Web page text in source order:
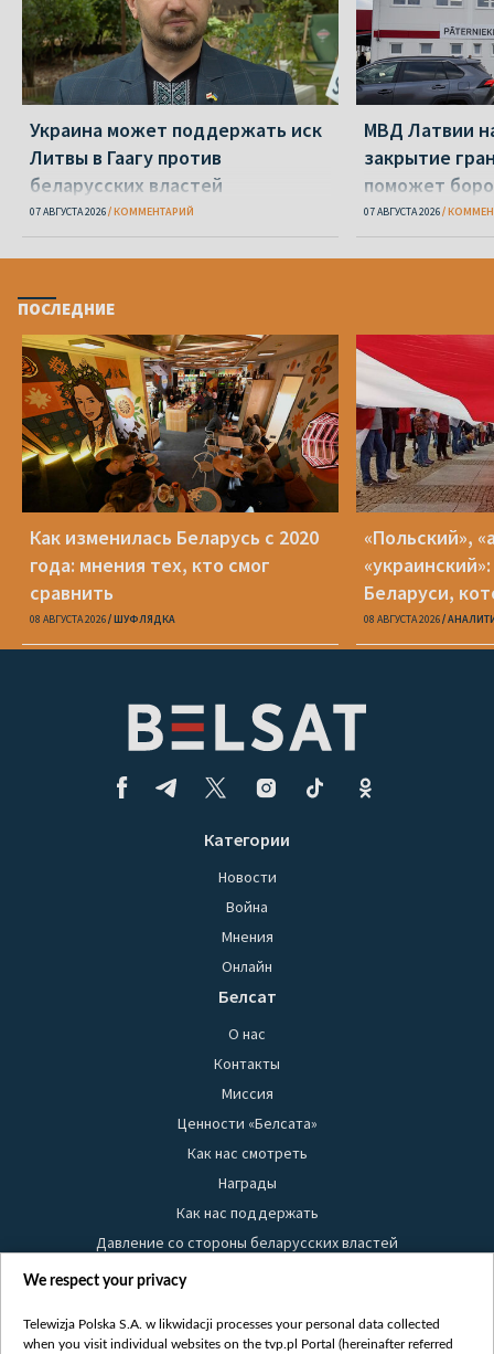
Украина может поддержать иск
Литвы в Гаагу против
беларусских властей
07 АВГУСТА 2026 КОММЕНТАРИЙ
МВД Латвии
закрытие
поможет
07 АВГУСТА 2026
ПОСЛЕДНИЕ
Как изменилась Беларусь с 2020
года: мнения тех, кто смог
сравнить
08 АВГУСТА 2026 ШУФЛЯДКА
«Польский»,
Беларуси,
08 АВГУСТА 2026
Категории
Новости
Война
Мнения
Онлайн
Белсат
О нас
Контакты
Миссия
Ценности «Белсата»
Как нас смотреть
Награды
Как нас поддержать
Давление со стороны беларусских властей
Правила использования материалов
Безопасность
We respect your privacy
Telewizja Polska S.A. w likwidacji processes your personal data collected
when you visit individual websites on the tvp.pl Portal (hereinafter referred